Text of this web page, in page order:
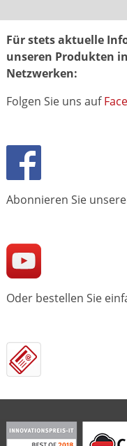
Für stets aktuelle
unseren Produkten
Netzwerken:
Folgen Sie uns auf
Abonnieren Sie
Oder bestellen Sie